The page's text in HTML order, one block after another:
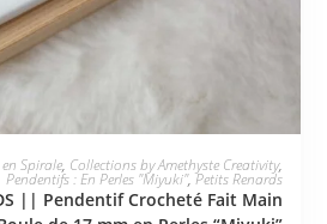
JE L'ADOPTE
Spirale, Collections by Amethyste Creativity,
Pendentifs : En Perles "Miyuki", Petits Renards
|| Pendentif Crocheté Fait Main